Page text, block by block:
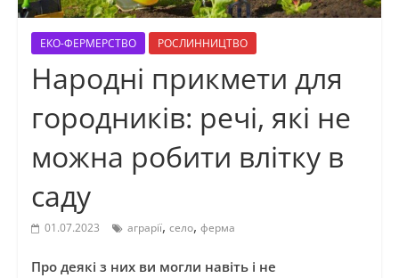
ЕКО-ФЕРМЕРСТВО РОСЛИННИЦТВО
Народні прикмети для
городників: речі, які не
можна робити влітку в
саду
01.07.2023 аграрії, село, ферма
Про деякі з них ви могли навіть і не